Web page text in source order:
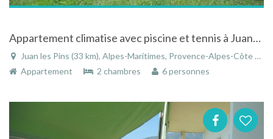
Appartement climatise avec piscine et tennis à Juan-les-Pins dans les Alpes-Maritimes sur la Côte-d'Azur
Juan les Pins (33 km), Alpes-Maritimes, Provence-Alpes-Côte d'Azur, France
Appartement
2 chambres 6 personnes